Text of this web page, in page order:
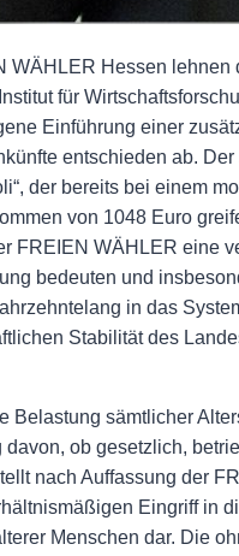
WÄHLER Hessen lehnen
für
Einführung einer
entschieden ab.
der bereits bei einem
von 1048 Euro
FREIEN WÄHLER eine
bedeuten und
in das
Stabilität des
Belastung sämtlicher
davon, ob gesetzlich,
nach Auffassung der
Eingriff in
Menschen dar. Die